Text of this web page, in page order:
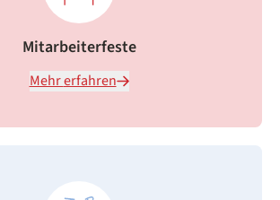
Mitarbeiterfeste
Mehr erfahren